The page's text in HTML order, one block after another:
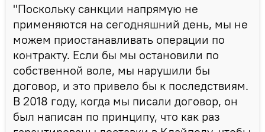
"Поскольку санкции напрямую не
применяются на сегодняшний день, мы не
можем приостанавливать операции по
контракту. Если бы мы остановили по
собственной воле, мы нарушили бы
договор, и это привело бы к последствиям.
В 2018 году, когда мы писали договор, он
был написан по принципу, что как раз